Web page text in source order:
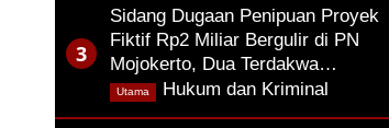
Sidang Dugaan Penipuan Proyek
Fiktif Rp2 Miliar Bergulir di PN
Mojokerto, Dua Terdakwa…
Hukum dan Kriminal
Utama